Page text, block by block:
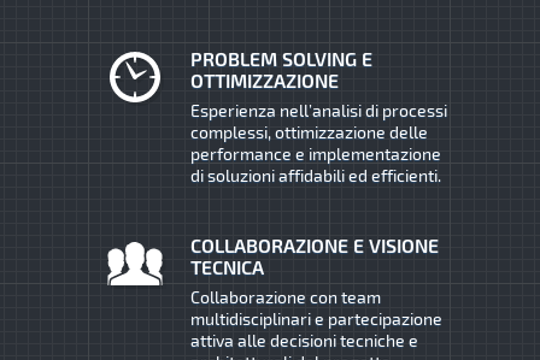
PROBLEM SOLVING E
OTTIMIZZAZIONE
Esperienza nell’analisi di processi
complessi, ottimizzazione delle
performance e implementazione
di soluzioni affidabili ed efficienti.
COLLABORAZIONE E VISIONE
TECNICA
Collaborazione con team
multidisciplinari e partecipazione
attiva alle decisioni tecniche e